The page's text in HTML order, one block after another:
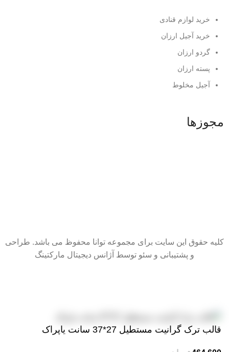
خرید لوازم قنادی
خرید آجیل ارزان
گردو ارزان
پسته ارزان
آجیل مخلوط
مجوزها
کلیه حقوق این سایت برای مجموعه توانا محفوظ می باشد. طراحی
و پشتیبانی و سئو توسط آژانس دیجیتال مارکتینگ
قالب ترک گرانیت مستطیل 27*37 سانت یاپراک